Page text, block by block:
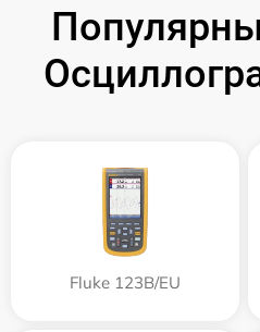
Fluke 123B/EU